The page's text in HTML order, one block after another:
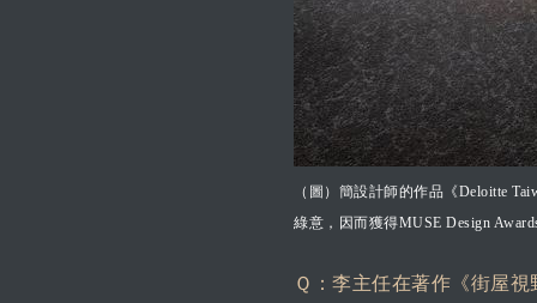
（圖）簡設計師的作品《Deloitte
綠意，因而獲得MUSE Design
Ｑ：李主任在著作《街屋